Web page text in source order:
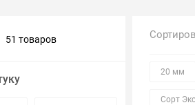
Изоляция
51 товаров
20 мм
Сорт